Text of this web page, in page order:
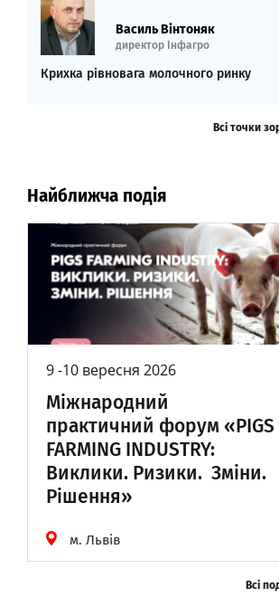
Василь Вінтоняк
директор Інфагро
Крихка рівновага молочного ринку
Всі точки
Найближча подія
9 -10 вересня 2026
Міжнародний
практичний форум «PIGS
FARMING INDUSTRY:
Виклики. Ризики. Зміни.
Рішення»
м. Львів
Всі